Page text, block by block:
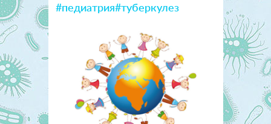
#педиатрия#туберкулез